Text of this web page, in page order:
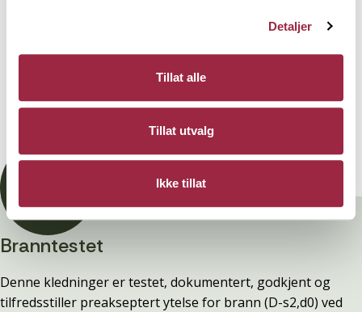
Detaljer
Tillat alle
Tillat utvalg
Ikke tillat
En skrå og lite brukt del av hagen ble
bygget om til et uterom med platting,
Les mer
Branntestet
Denne kledninger er testet, dokumentert, godkjent og
tilfredsstiller preakseptert ytelse for brann (D-s2,d0) ved